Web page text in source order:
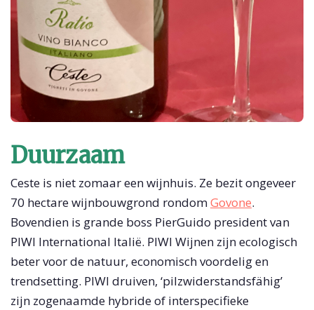
Duurzaam
Ceste is niet zomaar een wijnhuis. Ze bezit ongeveer
70 hectare wijnbouwgrond rondomGovone.
Bovendien is grande boss PierGuido president van
PIWI International Italië. PIWI Wijnen zijn ecologisch
beter voor de natuur, economisch voordelig en
trendsetting. PIWI druiven, ‘pilzwiderstandsfähig’
zijn zogenaamde hybride of interspecifieke